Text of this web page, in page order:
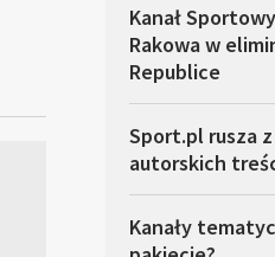
Kanał
Rakowa w
Republice
Sport.pl rusza
autorskich
Kanały